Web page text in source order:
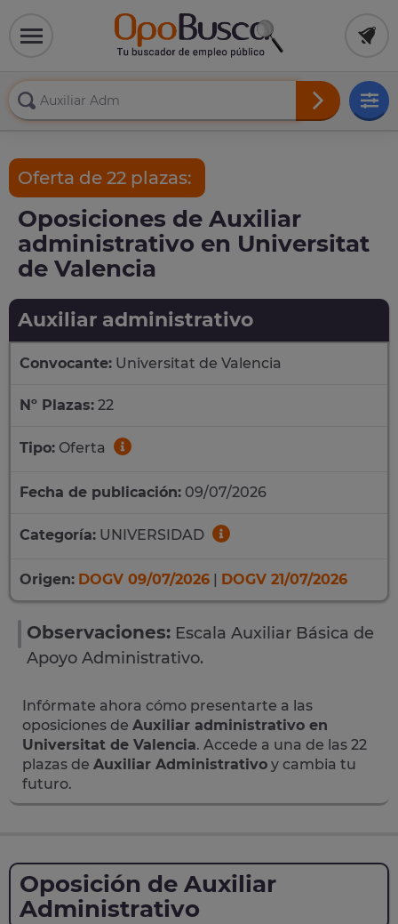
Oferta de 22 plazas:
Oposiciones de Auxiliar
administrativo en Universitat
de Valencia
Auxiliar administrativo
Convocante: Universitat de Valencia
Nº Plazas: 22
Tipo: Oferta
Fecha de publicación: 09/07/2026
Categoría: UNIVERSIDAD
Origen: DOGV 09/07/2026 | DOGV 21/07/2026
Observaciones: Escala Auxiliar Básica de
Apoyo Administrativo.
Infórmate ahora cómo presentarte a las
oposiciones de Auxiliar administrativo en
Universitat de Valencia. Accede a una de las 22
plazas de Auxiliar Administrativo y cambia tu
futuro.
Oposición de Auxiliar
Administrativo